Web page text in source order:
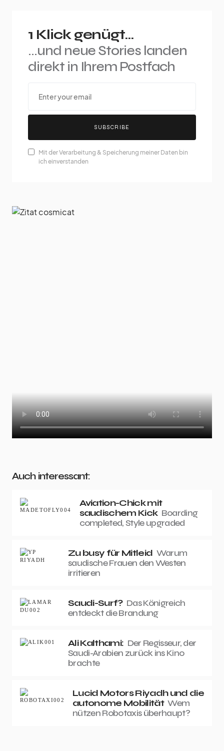
1 Klick genügt...
...und neue Stories landen
direkt in Ihrem Postfach
SUBSCRIBE
Mit der Verarbeitung & Speicherung meiner Daten bin
ich einverstanden
Auch interessant:
Aviation-Chick mit
saudischem Kick Boarding
completed, Style upgraded
Zu busy für Mitleid Warum
saudische Frauen den Westen
irritieren
Saudi-Surf? Das Königreich
entdeckt die Brandung
Ali Kalthami: Der Regisseur, der
Saudi-Arabien zurück ins Kino
brachte
Lucid Motors Riyadh und die
autonome Mobilität Wem
nützen Robotaxis überhaupt?